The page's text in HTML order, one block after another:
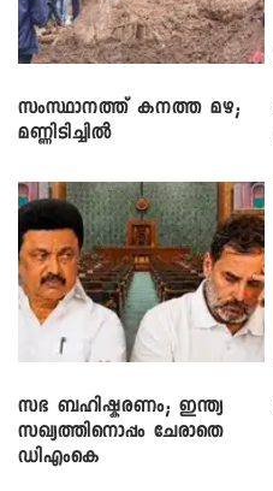
സംസ്ഥാനത്ത് കനത്ത മഴ;
മണ്ണിടിച്ചിൽ
സഭ ബഹിഷ്കരണം; ഇന്ത്യ
സഖ്യത്തിനൊപ്പം ചേരാതെ
ഡിഎംകെ